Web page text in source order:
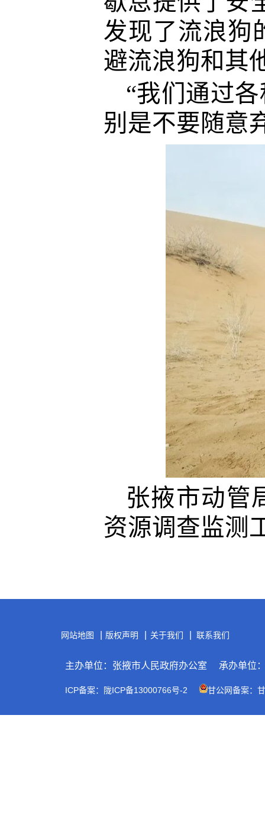
发现了流浪狗
避流浪狗和其
“我们通过
别是不要随意
张掖市动管
资源调查监测
网站地图 版权声明 关于我们 联系我们
主办单位：张掖市人民政府办公室 承办单位
ICP备案：陇ICP备13000766号-2 甘公网备案：